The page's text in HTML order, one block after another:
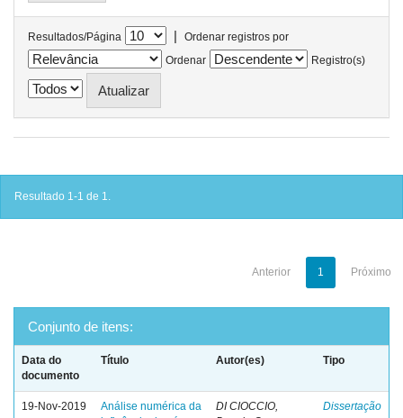
Resultados/Página |
Ordenar registros por
Ordenar
Registro(s)
Resultado 1-1 de 1.
Anterior 1 Próximo
Conjunto de itens:
Data do
documento
Título Autor(es) Tipo
19-Nov-2019
Análise numérica da
DI CIOCCIO,
Dissertação